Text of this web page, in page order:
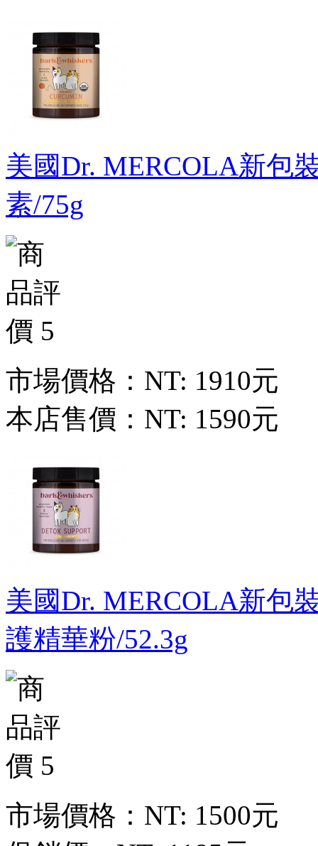
美國Dr. MERCOLA新包
素/75g
市場價格： NT: 1910元
本店售價： NT: 1590元
美國Dr. MERCOLA新包
護精華粉/52.3g
市場價格： NT: 1500元